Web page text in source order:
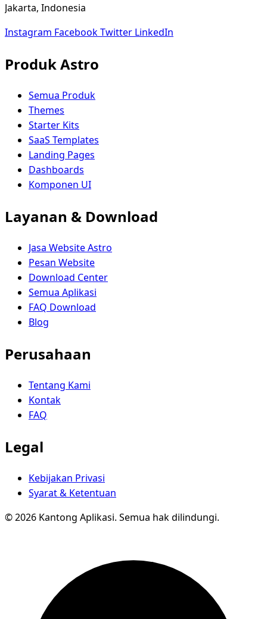
Jakarta, Indonesia
Instagram FacebookTwitter LinkedIn
Produk Astro
Semua Produk
Themes
Starter Kits
SaaS Templates
Landing Pages
Dashboards
Komponen UI
Layanan & Download
Jasa Website Astro
Pesan Website
Download Center
Semua Aplikasi
FAQ Download
Blog
Perusahaan
Tentang Kami
Kontak
FAQ
Legal
Kebijakan Privasi
Syarat & Ketentuan
© 2026 Kantong Aplikasi. Semua hak dilindungi.